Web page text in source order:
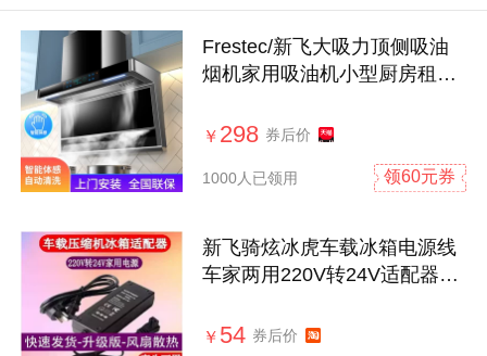
Frestec/新飞大吸力顶侧吸油
烟机家用吸油机小型厨房租房
￥ 298 券后价
1000人已领用 领60元券
新飞骑炫冰虎车载冰箱电源线
车家两用220V转24V适配器充
￥ 54 券后价